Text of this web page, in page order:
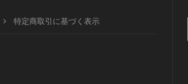
特定商取引に基づく表示